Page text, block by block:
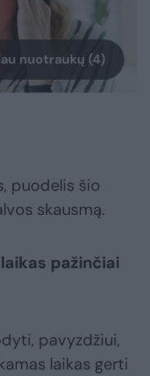
nuotraukų (4)
puodelis šio
skausmą.
pažinčiai
pavyzdžiui,
laikas gerti